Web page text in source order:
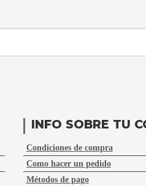
INFO SOBRE TU
Condiciones de compra
Como hacer un pedido
Métodos de pago